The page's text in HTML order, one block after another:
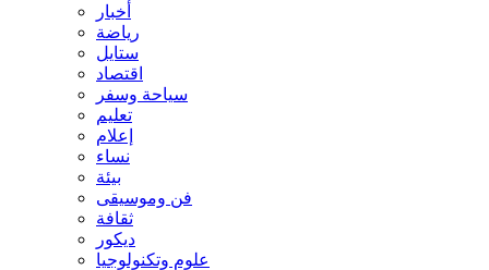
أخبار
رياضة
ستايل
اقتصاد
سياحة وسفر
تعليم
إعلام
نساء
بيئة
فن وموسيقى
ثقافة
ديكور
علوم وتكنولوجيا